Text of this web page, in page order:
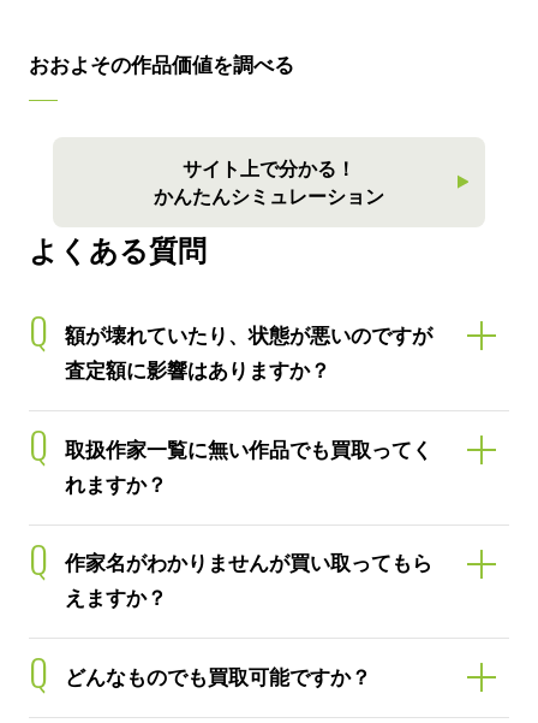
おおよその作品価値を調べる
サイト上で分かる！
かんたんシミュレーション
よくある質問
Q
額が壊れていたり、状態が悪いのですが
査定額に影響はありますか？
Q
取扱作家一覧に無い作品でも買取ってく
れますか？
Q
作家名がわかりませんが買い取ってもら
えますか？
Q どんなものでも買取可能ですか？